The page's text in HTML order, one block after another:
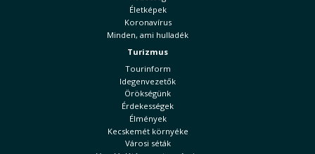
Életképek
Koronavírus
Minden, ami hulladék
Turizmus
Tourinform
Idegenvezetők
Örökségünk
Érdekességek
Élmények
Kecskemét környéke
Városi séták